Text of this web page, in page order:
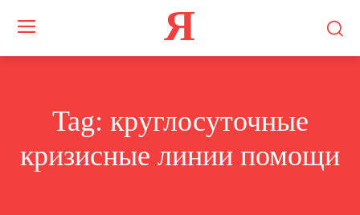
Я
Tag: круглосуточные
кризисные линии помощи